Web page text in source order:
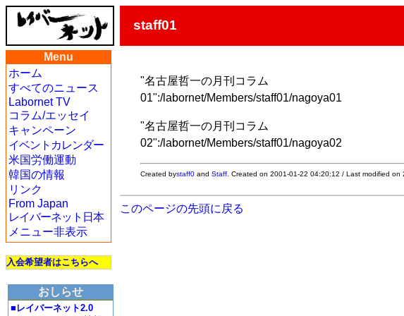
staff01
Menu
ホーム
すべてのニュース
Labornet TV
コラム/エッセイ
キャンペーン
イベントカレンダー
米国労働運動
韓国の情報
リンク
From Japan
レイバーネット日本
メニュー非表示
入会希望者はこちらへ
おしらせ
■レイバーネット2.0
"名古屋哲一の月刊コラム
01":/labornet/Members/staff01/nagoya01
"名古屋哲一の月刊コラム
02":/labornet/Members/staff01/nagoya02
Created bystaff0 andStaff . Created on 2001-01-22 04:20:12 / Last modified
このページの先頭に戻る